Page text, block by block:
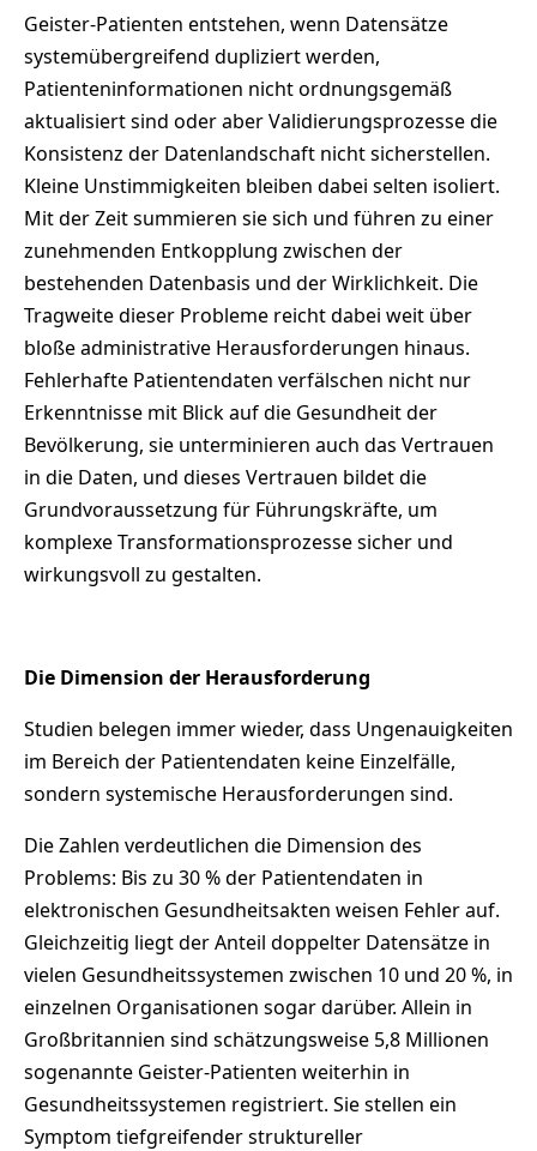
Geister-Patienten entstehen, wenn Datensätze
systemübergreifend dupliziert werden,
Patienteninformationen nicht ordnungsgemäß
aktualisiert sind oder aber Validierungsprozesse die
Konsistenz der Datenlandschaft nicht sicherstellen.
Kleine Unstimmigkeiten bleiben dabei selten isoliert.
Mit der Zeit summieren sie sich und führen zu einer
zunehmenden Entkopplung zwischen der
bestehenden Datenbasis und der Wirklichkeit. Die
Tragweite dieser Probleme reicht dabei weit über
bloße administrative Herausforderungen hinaus.
Fehlerhafte Patientendaten verfälschen nicht nur
Erkenntnisse mit Blick auf die Gesundheit der
Bevölkerung, sie unterminieren auch das Vertrauen
in die Daten, und dieses Vertrauen bildet die
Grundvoraussetzung für Führungskräfte, um
komplexe Transformationsprozesse sicher und
wirkungsvoll zu gestalten.
Die Dimension der Herausforderung
Studien belegen immer wieder, dass Ungenauigkeiten
im Bereich der Patientendaten keine Einzelfälle,
sondern systemische Herausforderungen sind.
Die Zahlen verdeutlichen die Dimension des
Problems: Bis zu 30 % der Patientendaten in
elektronischen Gesundheitsakten weisen Fehler auf.
Gleichzeitig liegt der Anteil doppelter Datensätze in
vielen Gesundheitssystemen zwischen 10 und 20 %, in
einzelnen Organisationen sogar darüber. Allein in
Großbritannien sind schätzungsweise 5,8 Millionen
sogenannte Geister-Patienten weiterhin in
Gesundheitssystemen registriert. Sie stellen ein
Symptom tiefgreifender struktureller